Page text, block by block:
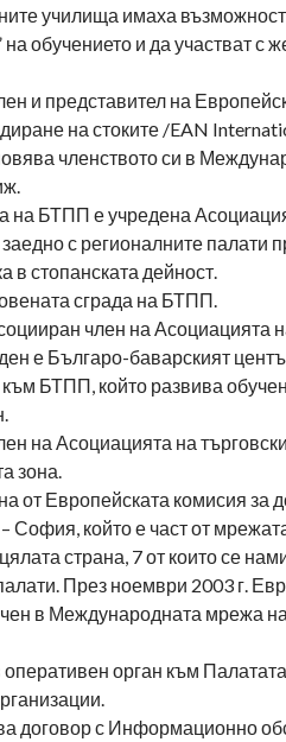
училища имаха
обучението и да участват с
и представител на
на стоките /EAN
членството си в
на БТПП е учредена
с регионалните палати
в стопанската дейност.
сграда на БТПП.
член на Асоциацията
е Българо-баварският
към БТПП, който развива
на Асоциацията на
зона.
от Европейската комисия за
София, който е част от
страна, 7 от които се
През ноември 2003 г.
в Международната мрежа
орган към
договор с Информационно